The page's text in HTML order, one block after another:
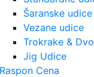
Šaranske udice
Vezane udice
Trokrake &
Jig Udice
Raspon Cena